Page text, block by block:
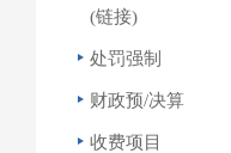
(链接)
处罚强制
财政预/决算
收费项目